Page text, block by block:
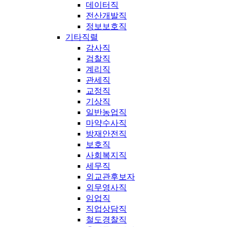
데이터직
전산개발직
정보보호직
기타직렬
감사직
검찰직
계리직
관세직
교정직
기상직
일반농업직
마약수사직
방재안전직
보호직
사회복지직
세무직
외교관후보자
외무영사직
임업직
직업상담직
철도경찰직